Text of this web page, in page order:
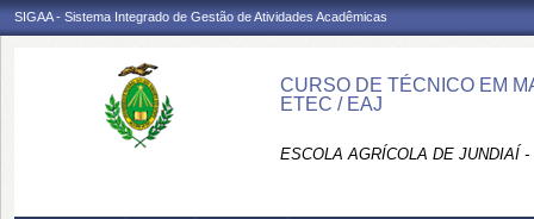
SIGAA - Sistema Integrado de Gestão de Atividades Acadêmicas
CURSO DE TÉCNICO EM
ETEC / EAJ
ESCOLA AGRÍCOLA DE JUNDIAÍ -